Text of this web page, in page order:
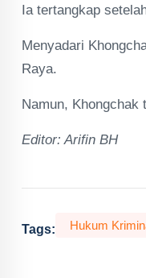
Ia tertangkap
Menyadari
Raya.
Namun, Khongchak
Editor: Arifin BH
Tags: Hukum